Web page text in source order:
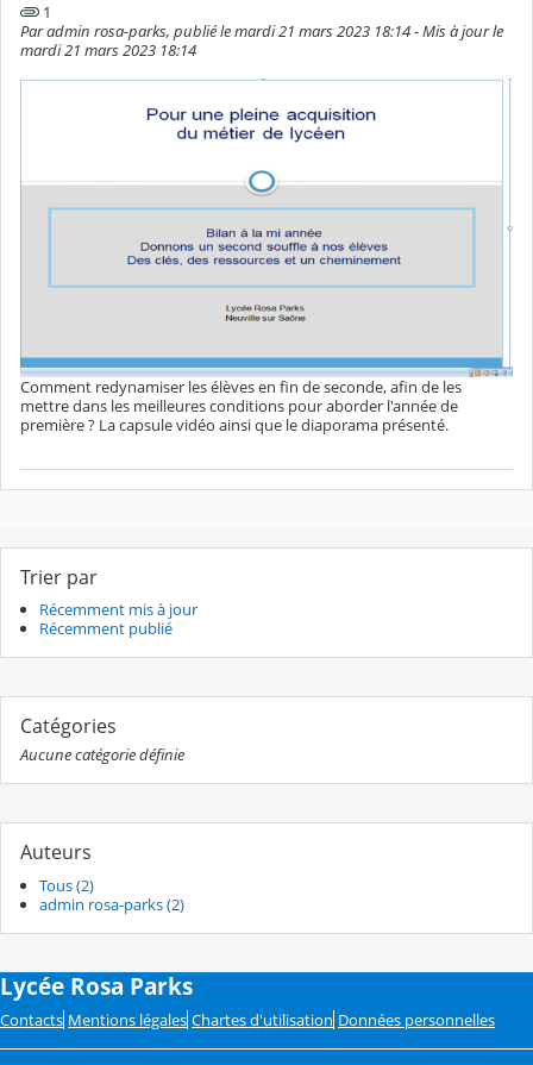
1
Par admin rosa-parks, publié le mardi 21 mars 2023 18:14 - Mis à jour le
mardi 21 mars 2023 18:14
Comment redynamiser les élèves en fin de seconde, afin de les
mettre dans les meilleures conditions pour aborder l'année de
première ? La capsule vidéo ainsi que le diaporama présenté.
Trier par
Récemment mis à jour
Récemment publié
Catégories
Aucune catégorie définie
Auteurs
Tous (2)
admin rosa-parks (2)
Lycée Rosa Parks
Contacts Mentions légales Chartes d'utilisation Données personnelles